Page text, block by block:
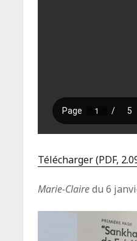
Télécharger (PDF,
Marie-Clairedu 6